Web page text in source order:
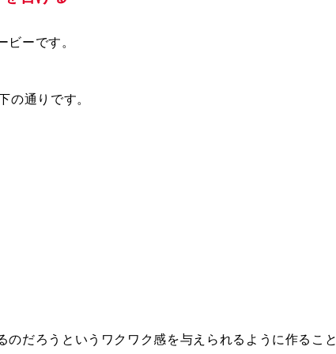
ーです。
通りです。
だろうというワクワク感を与えられるように作ること